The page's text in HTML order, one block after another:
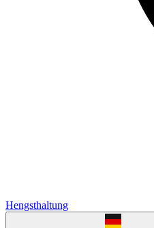
Hengsthaltung